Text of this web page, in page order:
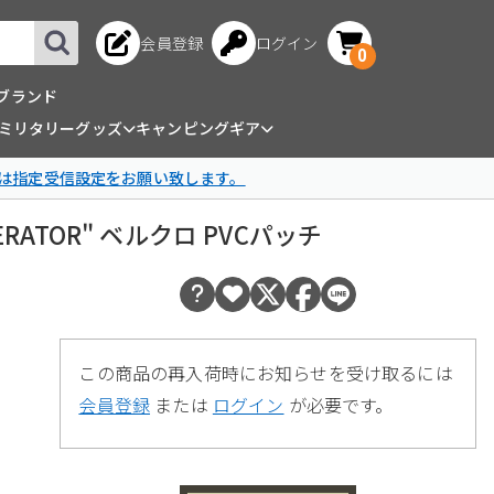
会員登録 ログイン
0
ランド
リタリーグッズ
キャンピングギア
定受信設定をお願い致します。
ベルクロ PVCパッチ
この商品の再入荷時にお知らせを受け取るには
会員登録 または ログイン が必要です。